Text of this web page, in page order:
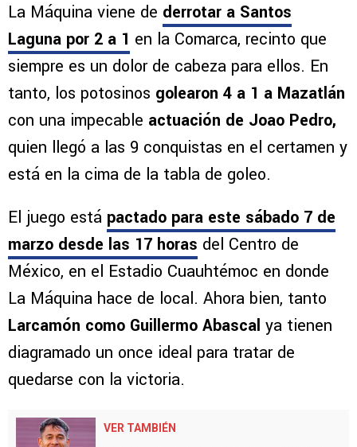
La Máquina viene de derrotar a Santos
Laguna por 2 a 1 en la Comarca, recinto que
siempre es un dolor de cabeza para ellos. En
tanto, los potosinos golearon 4 a 1 a Mazatlán
con una impecable actuación de Joao Pedro,
quien llegó a las 9 conquistas en el certamen y
está en la cima de la tabla de goleo.
El juego está pactado para este sábado 7 de
marzo desde las 17 horas del Centro de
México, en el Estadio Cuauhtémoc en donde
La Máquina hace de local. Ahora bien, tanto
Larcamón como Guillermo Abascal ya tienen
diagramado un once ideal para tratar de
quedarse con la victoria.
VER TAMBIÉN